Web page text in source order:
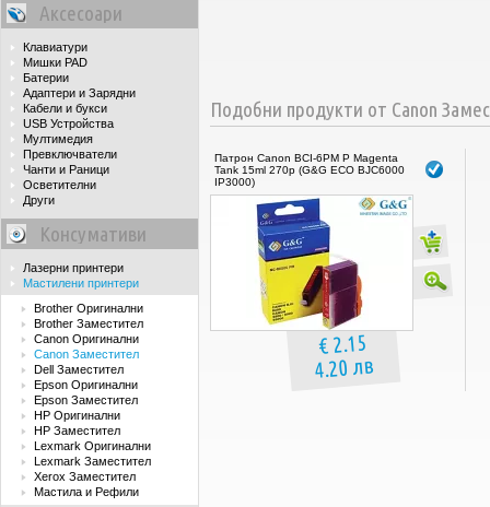
Аксесоари
Клавиатури
Мишки PAD
Батерии
Адаптери и Зарядни
Кабели и букси
USB Устройства
Мултимедия
Превключватели
Чанти и Раници
Осветителни
Други
Консумативи
Лазерни принтери
Мастилени принтери
Brother Оригинални
Brother Заместител
Canon Оригинални
Canon Заместител
Dell Заместител
Epson Оригинални
Epson Заместител
HP Оригинални
HP Заместител
Lexmark Оригинални
Lexmark Заместител
Xerox Заместител
Мастила и Рефили
Подобни продукти от Canon
Патрон Canon BCI-6PM P Magenta
Tank 15ml 270p (G&G ECO BJC6000
IP3000)
€ 2.15
4.20 лв